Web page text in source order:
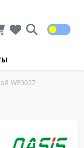
WF0027